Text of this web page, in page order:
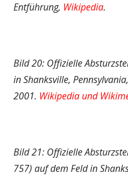
Entführung, Wikipedia.
Bild 20: Offizielle
in Shanksville,
2001. Wikipedia und
Bild 21: Offizielle
757) auf dem Feld in